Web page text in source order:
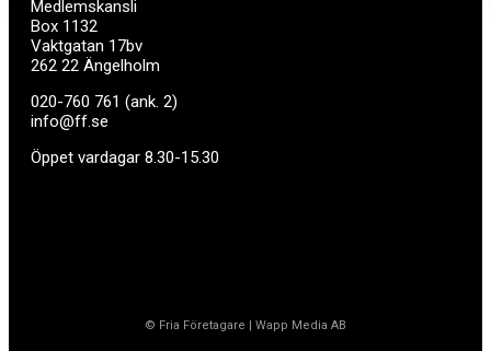
Medlemskansli
Box 1132
Vaktgatan 17bv
262 22 Ängelholm
020-760 761 (ank. 2)
info@ff.se
Öppet vardagar 8.30-15.30
© Fria Företagare | Wapp Media AB